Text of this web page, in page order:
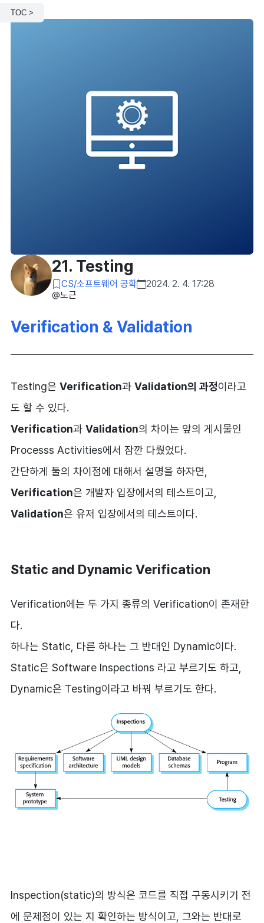
21. Testing
CS/소프트웨어 공학
2024. 2. 4. 17:28
@노근
TOC >
Verification & Validation
Testing은 Verification과 Validation의 과정이라고
도 할 수 있다.
Verification과 Validation의 차이는 앞의 게시물인
Processs Activities에서 잠깐 다뤘었다.
간단하게 둘의 차이점에 대해서 설명을 하자면,
Verification은 개발자 입장에서의 테스트이고,
Validation은 유저 입장에서의 테스트이다.
Static and Dynamic Verification
Verification에는 두 가지 종류의 Verification이 존재한
다.
하나는 Static, 다른 하나는 그 반대인 Dynamic이다.
Static은 Software Inspections 라고 부르기도 하고,
Dynamic은 Testing이라고 바꿔 부르기도 한다.
Inspection(static)의 방식은 코드를 직접 구동시키기 전
에 문제점이 있는 지 확인하는 방식이고, 그와는 반대로